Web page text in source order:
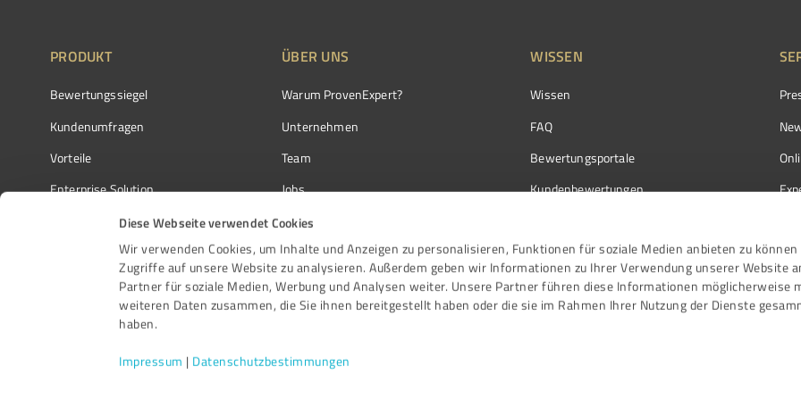
Diese Webseite verwendet Cookies
Wir verwenden Cookies, um Inhalte und Anzeigen zu personalisieren, Funktionen für soziale Medien anbieten zu können
Zugriffe auf unsere Website zu analysieren. Außerdem geben wir Informationen zu Ihrer Verwendung unserer Website
Partner für soziale Medien, Werbung und Analysen weiter. Unsere Partner führen diese Informationen möglicherweise
weiteren Daten zusammen, die Sie ihnen bereitgestellt haben oder die sie im Rahmen Ihrer Nutzung der Dienste
haben.
Impressum | Datenschutzbestimmungen
PRODUKT
Bewertungssiegel
Kundenumfragen
Vorteile
Enterprise Solution
Partnerprogramm
Auszeichnungen
ÜBER UNS
Warum ProvenExpert?
Unternehmen
Team
Jobs
Kundenstimmen
Kontakt
WISSEN
Wissen
FAQ
Bewertungsportale
Kundenbewertungen
Bewertungs­richtlinien
Events